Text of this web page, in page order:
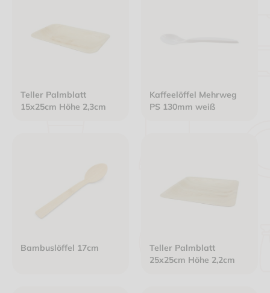
Teller Palmblatt
15x25cm Höhe 2,3cm
Kaffeelöffel Mehrweg
PS 130mm weiß
Bambuslöffel 17cm
Teller Palmblatt
25x25cm Höhe 2,2cm